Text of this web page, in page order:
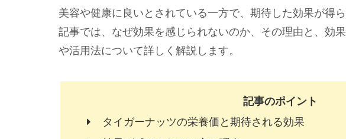
美容や健康に良いとされている一方で、期待した効果が得
記事では、なぜ効果を感じられないのか、その理由と、効
や活用法について詳しく解説します。
記事のポイント
タイガーナッツの栄養価と期待される効果